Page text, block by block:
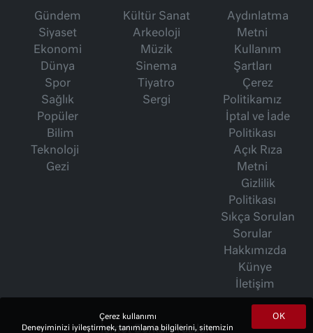
Gündem
Siyaset
Ekonomi
Dünya
Spor
Sağlık
Popüler
Bilim
Teknoloji
Gezi
Kültür Sanat
Arkeoloji
Müzik
Sinema
Tiyatro
Sergi
Aydınlatma
Metni
Kullanım
Şartları
Çerez
Politikamız
İptal ve İade
Politikası
Açık Rıza
Metni
Gizlilik
Politikası
Sıkça Sorulan
Sorular
Hakkımızda
Künye
İletişim
İsmet Berkan Yazıları
OK
Çerez kullanımı
Deneyiminizi iyileştirmek, tanımlama bilgilerini, sitemizin